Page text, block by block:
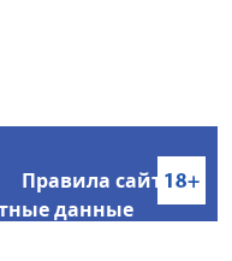
Правила сайта
данные